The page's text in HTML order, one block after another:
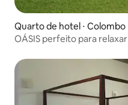
Quarto de hotel ⋅ Colombo
OÁSIS perfeito para relaxar